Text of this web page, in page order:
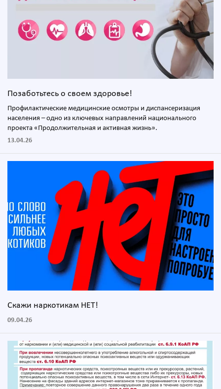
Позаботьтесь о своем здоровье!
Профилактические медицинские осмотры и диспансеризация
населения – одно из ключевых направлений национального
проекта «Продолжительная и активная жизнь».
13.04.26
Скажи наркотикам НЕТ!
09.04.26